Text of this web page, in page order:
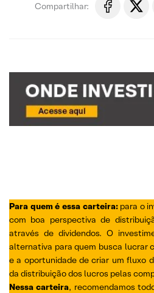
Compartilhar:
Para quem é essa carteira: para o
com boa perspectiva de
através de dividendos. O
alternativa para quem busca lucrar
e a oportunidade de criar um fluxo
da distribuição dos lucros pelas
Nessa carteira, recomendamos